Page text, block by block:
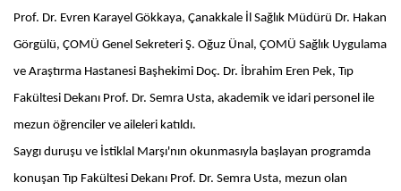
Prof. Dr. Evren Karayel Gökkaya, Çanakkale İl Sağlık Müdürü Dr. Hakan
Görgülü, ÇOMÜ Genel Sekreteri Ş. Oğuz Ünal, ÇOMÜ Sağlık Uygulama
ve Araştırma Hastanesi Başhekimi Doç. Dr. İbrahim Eren Pek, Tıp
Fakültesi Dekanı Prof. Dr. Semra Usta, akademik ve idari personel ile
mezun öğrenciler ve aileleri katıldı.
Saygı duruşu ve İstiklal Marşı'nın okunmasıyla başlayan programda
konuşan Tıp Fakültesi Dekanı Prof. Dr. Semra Usta, mezun olan